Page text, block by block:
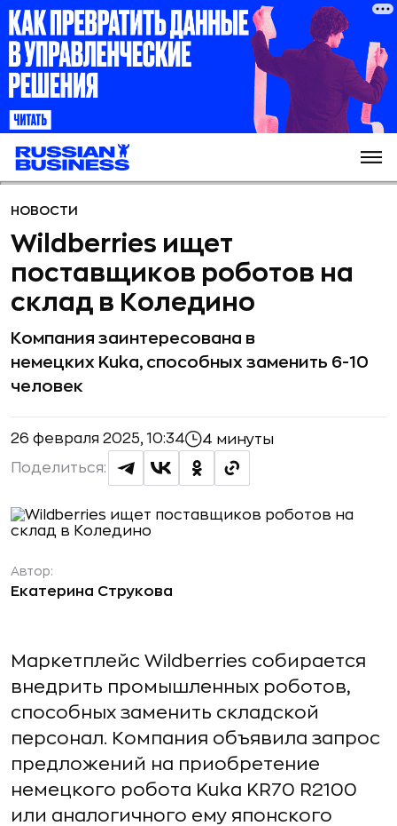
НОВОСТИ
Wildberries ищет
поставщиков роботов на
склад в Коледино
Компания заинтересована в
немецких Kuka, способных заменить 6-10
человек
26 февраля 2025, 10:34 4 минуты
Поделиться:
Автор:
Екатерина Струкова
Маркетплейс Wildberries собирается
внедрить промышленных роботов,
способных заменить складской
персонал. Компания объявила запрос
предложений на приобретение
немецкого робота Kuka KR70 R2100
или аналогичного ему японского